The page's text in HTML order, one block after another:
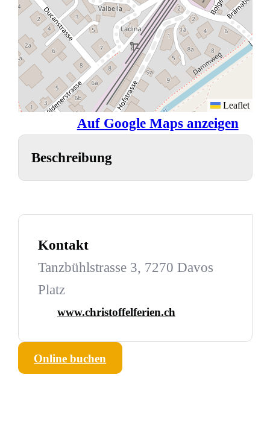
Leaflet
Auf Google Maps anzeigen
Beschreibung
Kontakt
Tanzbühlstrasse 3, 7270 Davos
Platz
www.christoffelferien.ch
Online buchen